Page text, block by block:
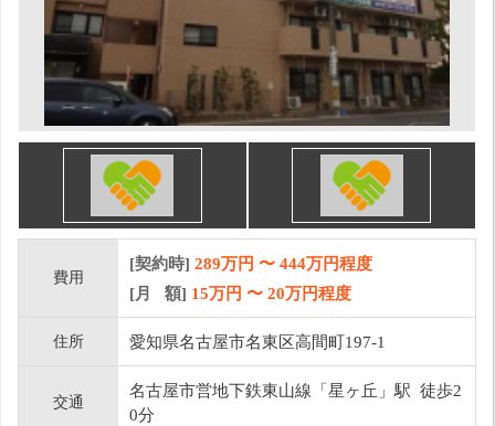
費用
[契約時] 289万円 〜 444万円程度
[月 額] 15万円 〜 20万円程度
住所 愛知県名古屋市名東区高間町197-1
交通
名古屋市営地下鉄東山線「星ヶ丘」駅 徒歩2
0分